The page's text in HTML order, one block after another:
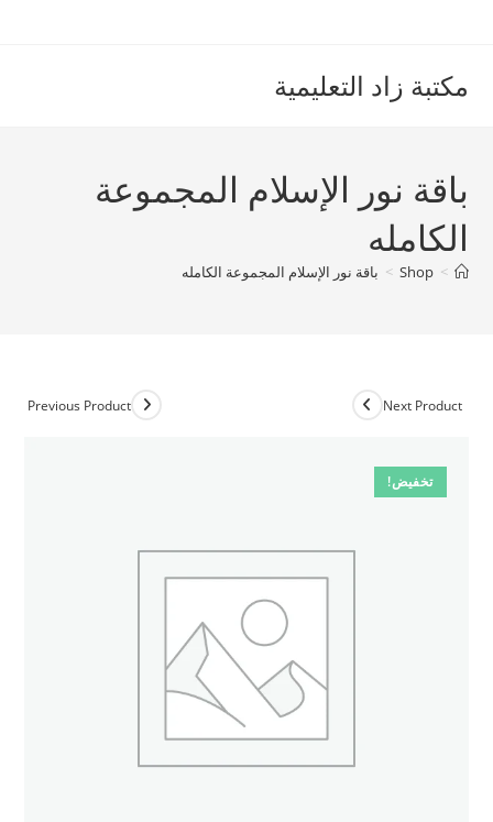
مكتبة زاد التعليمية
باقة نور الإسلام المجموعة
الكامله
>
Shop
> باقة نور الإسلام المجموعة الكامله
تخفيض!
Previous Product Next Product